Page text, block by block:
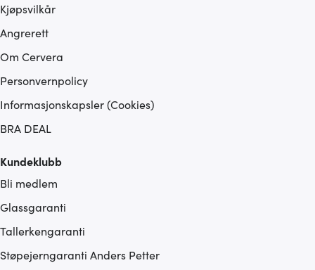
Kjøpsvilkår
Angrerett
Om Cervera
Personvernpolicy
Informasjonskapsler (Cookies)
BRA DEAL
Kundeklubb
Bli medlem
Glassgaranti
Tallerkengaranti
Støpejerngaranti Anders Petter